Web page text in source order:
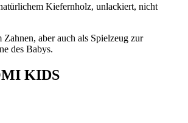
Kiefernholz, unlackiert, nicht
aber auch als Spielzeug zur
des Babys.
KIDS